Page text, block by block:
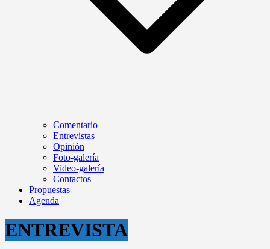
Comentario
Entrevistas
Opinión
Foto-galería
Video-galería
Contactos
Propuestas
Agenda
ENTREVISTA